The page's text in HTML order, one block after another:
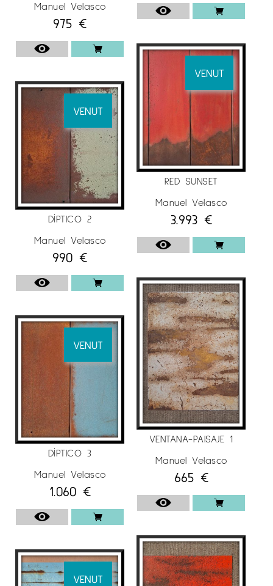
Manuel Velasco
975 €
VENUT
DÍPTICO 2
Manuel Velasco
990 €
VENUT
DÍPTICO 3
Manuel Velasco
1.060 €
VENUT
VENUT
RED SUNSET
Manuel Velasco
3.993 €
VENTANA-PAISAJE 1
Manuel Velasco
665 €